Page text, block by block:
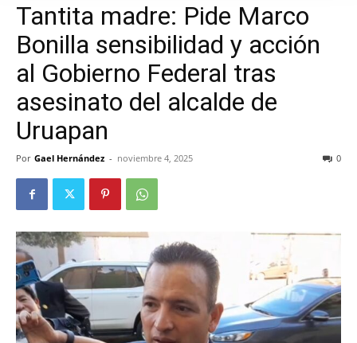
Tantita madre: Pide Marco
Bonilla sensibilidad y acción
al Gobierno Federal tras
asesinato del alcalde de
Uruapan
Por Gael Hernández - noviembre 4, 2025 0